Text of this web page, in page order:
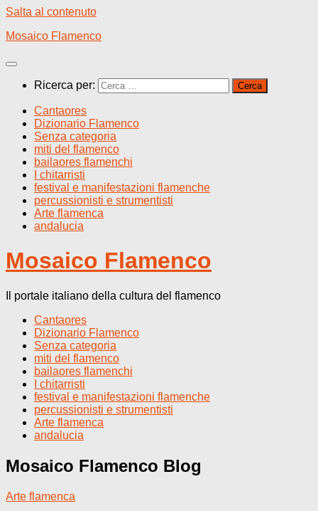
Salta al contenuto
Mosaico Flamenco
Ricerca per:
Cantaores
Dizionario Flamenco
Senza categoria
miti del flamenco
bailaores flamenchi
I chitarristi
festival e manifestazioni flamenche
percussionisti e strumentisti
Arte flamenca
andalucia
Mosaico Flamenco
Il portale italiano della cultura del flamenco
Cantaores
Dizionario Flamenco
Senza categoria
miti del flamenco
bailaores flamenchi
I chitarristi
festival e manifestazioni flamenche
percussionisti e strumentisti
Arte flamenca
andalucia
Mosaico Flamenco Blog
Arte flamenca